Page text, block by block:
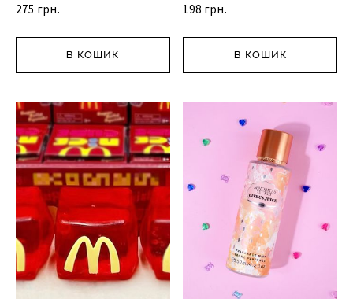
275 грн.
В КОШИК
198 грн.
В КОШИК